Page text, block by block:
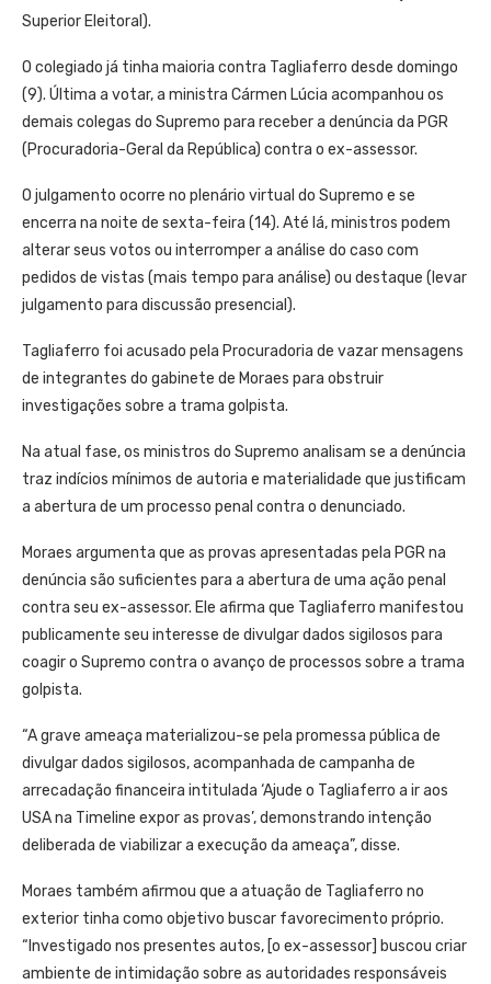
Superior Eleitoral).
O colegiado já tinha maioria contra Tagliaferro desde domingo
(9). Última a votar, a ministra Cármen Lúcia acompanhou os
demais colegas do Supremo para receber a denúncia da PGR
(Procuradoria-Geral da República) contra o ex-assessor.
O julgamento ocorre no plenário virtual do Supremo e se
encerra na noite de sexta-feira (14). Até lá, ministros podem
alterar seus votos ou interromper a análise do caso com
pedidos de vistas (mais tempo para análise) ou destaque (levar
julgamento para discussão presencial).
Tagliaferro foi acusado pela Procuradoria de vazar mensagens
de integrantes do gabinete de Moraes para obstruir
investigações sobre a trama golpista.
Na atual fase, os ministros do Supremo analisam se a denúncia
traz indícios mínimos de autoria e materialidade que justificam
a abertura de um processo penal contra o denunciado.
Moraes argumenta que as provas apresentadas pela PGR na
denúncia são suficientes para a abertura de uma ação penal
contra seu ex-assessor. Ele afirma que Tagliaferro manifestou
publicamente seu interesse de divulgar dados sigilosos para
coagir o Supremo contra o avanço de processos sobre a trama
golpista.
“A grave ameaça materializou-se pela promessa pública de
divulgar dados sigilosos, acompanhada de campanha de
arrecadação financeira intitulada ‘Ajude o Tagliaferro a ir aos
USA na Timeline expor as provas’, demonstrando intenção
deliberada de viabilizar a execução da ameaça”, disse.
Moraes também afirmou que a atuação de Tagliaferro no
exterior tinha como objetivo buscar favorecimento próprio.
“Investigado nos presentes autos, [o ex-assessor] buscou criar
ambiente de intimidação sobre as autoridades responsáveis